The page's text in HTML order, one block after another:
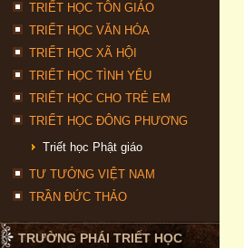
TRIẾT HỌC TÔN GIÁO
TRIẾT HỌC VĂN HÓA
TRIẾT HỌC XÃ HỘI
TRIẾT HỌC TÌNH YÊU
TRIẾT HỌC CHO TRẺ EM
TRIẾT HỌC ĐÔNG PHƯƠNG
Triết học Phật giáo
TƯ TƯỞNG VIỆT NAM
TRẦN ĐỨC THẢO
TRƯỜNG PHÁI TRIẾT HỌC